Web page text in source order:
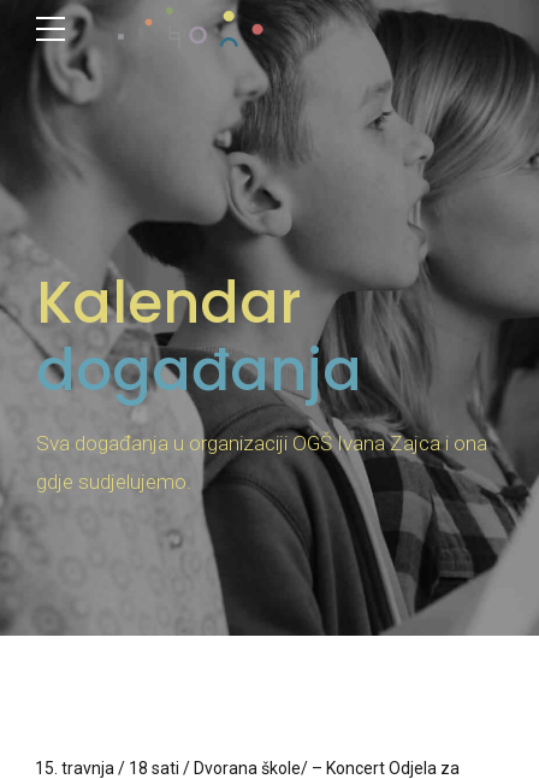
Kalendar
događanja
Sva događanja u organizaciji OGŠ Ivana Zajca i ona
gdje sudjelujemo.
travnja / 18 sati / Dvorana škole/ – Koncert Odjela za